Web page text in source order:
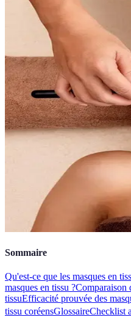
Sommaire
Qu'est-ce que les masques en
masques en tissu ?Comparaison
tissuEfficacité prouvée des
tissu coréensGlossaireChecklist